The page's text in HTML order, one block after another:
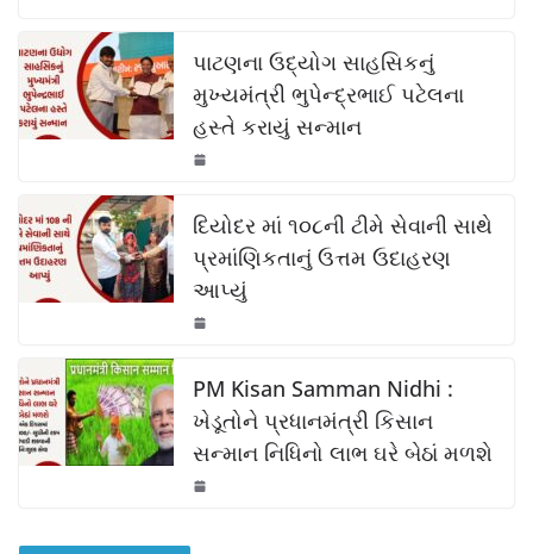
k
c
e
b
o
o
k
at
s
A
p
p
y
Li
n
k
e
પાટણના ઉદ્યોગ સાહસિકનું
મુખ્યમંત્રી ભુપેન્દ્રભાઈ પટેલના
હસ્તે કરાયું સન્માન
દિયોદર માં ૧૦૮ની ટીમે સેવાની સાથે
પ્રમાંણિકતાનું ઉત્તમ ઉદાહરણ
આપ્યું
PM Kisan Samman Nidhi :
ખેડૂતોને પ્રધાનમંત્રી કિસાન
સન્માન નિધિનો લાભ ઘરે બેઠાં મળશે